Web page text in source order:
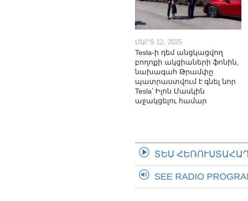
ՄԱՐՏ 12, 2025
Tesla-ի դեմ անցկացվող
բողոքի ակցիաների ֆոնին,
նախագահ Թրամփը
պատրաստվում է գնել նոր
Tesla՝ Իլոն Մասկին
աջակցելու համար
ՏԵՍ
SEE RADIO